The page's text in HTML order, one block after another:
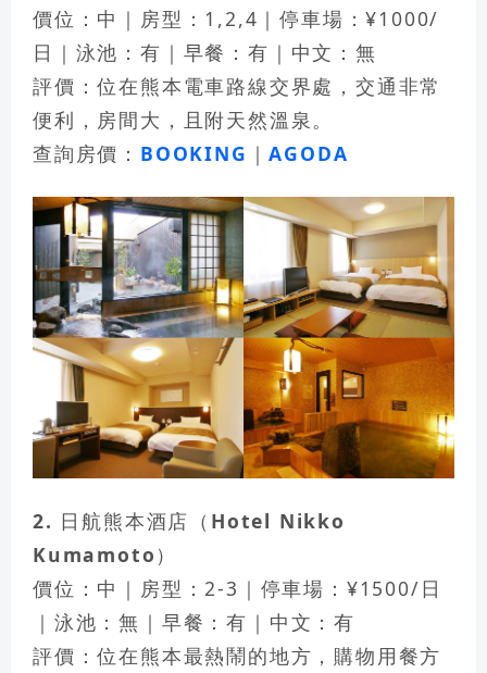
價位：中｜房型：1,2,4｜停車場：¥1000/
日｜泳池：有｜早餐：有｜中文：無
評價：位在熊本電車路線交界處，交通非常
便利，房間大，且附天然溫泉。
查詢房價： BOOKING ｜AGODA
2. 日航熊本酒店（Hotel Nikko
Kumamoto）
價位：中｜房型：2-3｜停車場：¥1500/日
｜泳池：無｜早餐：有｜中文：有
評價：位在熊本最熱鬧的地方，購物用餐方